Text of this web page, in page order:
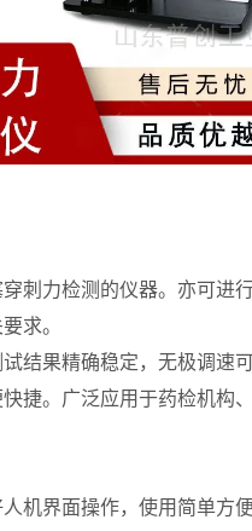
刺力检测的仪器。亦可进
求。
结果精确稳定，无极调速
捷。广泛应用于药检机构
机界面操作，使用简单方便